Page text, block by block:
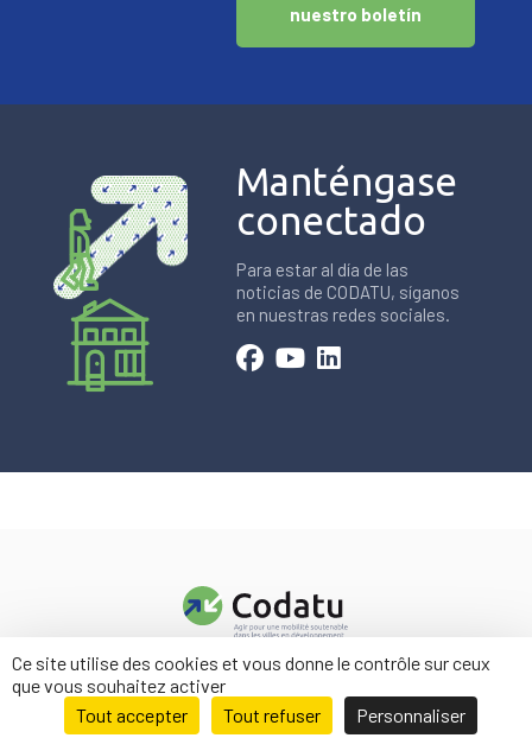
nuestro boletín
Manténgase
conectado
Para estar al día de las
noticias de CODATU, síganos
en nuestras redes sociales.
Menciones legales
Ce site utilise des cookies et vous donne le contrôle sur ceux
que vous souhaitez activer
Tout accepter
Tout refuser Personnaliser